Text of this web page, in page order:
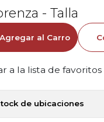
- Talla
Agregar al Carro
a la lista de favoritos
de ubicaciones